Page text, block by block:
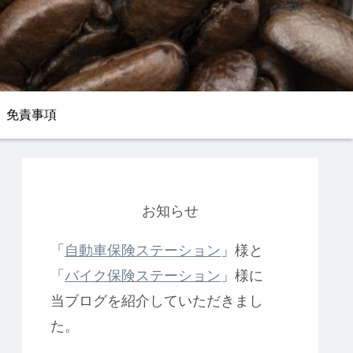
免責事項
お知らせ
「 自動車保険ステーション 」様と
「 バイク保険ステーション 」様に
当ブログを紹介していただきまし
た。